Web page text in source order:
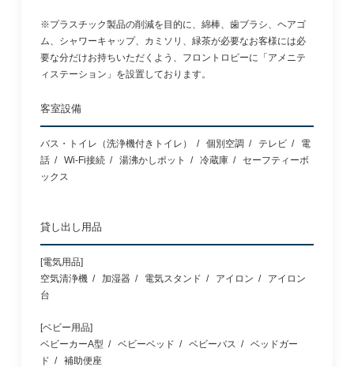
※プラスチック製品の削減を目的に、綿棒、歯ブラシ、ヘアゴ
ム、シャワーキャップ、カミソリ、緑茶が必要なお客様には必
要な分だけお持ちいただくよう、フロントロビーに「アメニテ
ィステーション」を設置しております。
客室設備
バス・トイレ（洗浄機付きトイレ） 個別空調 テレビ
電
話
Wi-Fi接続 湯沸かしポット 冷蔵庫
セーフティーボ
ックス
貸し出し用品
[電気用品]
空気清浄機
加湿器 電気スタンド アイロン
アイロン
台
[ベビー用品]
ベビーカーA型
ベビーベッド ベビーバス
ベッドガー
ド
補助便座